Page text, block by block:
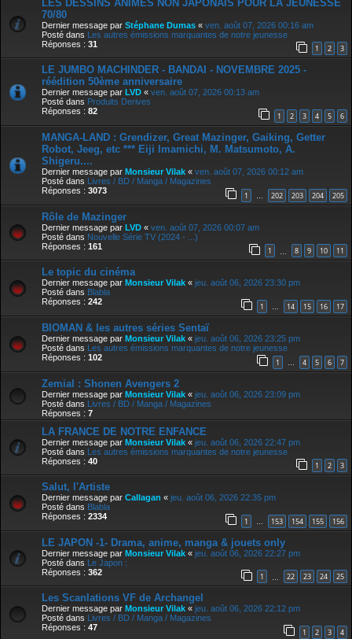
LES DESSINS ANIMÉS NON JAPONAIS POUR LA JEUNESSE
70/80
Dernier message par Stéphane Dumas « ven. août 07, 2026 00:16 am
Posté dans Les autres émissions marquantes de notre jeunesse
Réponses : 31 1 2 3
LE JUMBO MACHINDER - BANDAI - NOVEMBRE 2025 -
réédition 50ème anniversaire
Dernier message par LVD « ven. août 07, 2026 00:13 am
Posté dans Produits Derives
Réponses : 82 1 2 3 4 5 6
MANGA-LAND : Grendizer, Great Mazinger, Gaiking, Getter
Robot, Jeeg, etc *** Eiji Imamichi, M. Matsumoto, A.
Shigeru....
Dernier message par Monsieur Vilak « ven. août 07, 2026 00:12 am
Posté dans Livres / BD / Manga / Magazines
Réponses : 3073 1 … 202 203 204 205
Rôle de Mazinger
Dernier message par LVD « ven. août 07, 2026 00:07 am
Posté dans Nouvelle Série TV (2024 - ...)
Réponses : 161 1 8 9 10 11
Le topic du cinéma
Dernier message par Monsieur Vilak « jeu. août 06, 2026 23:30 pm
Posté dans Blabla
Réponses : 242 1 … 14 15 16 17
BIOMAN & les autres séries Sentaï
Dernier message par Monsieur Vilak « jeu. août 06, 2026 23:25 pm
Posté dans Les autres émissions marquantes de notre jeunesse
Réponses : 102 1 4 5 6 7
Zemial : Shonen Avengers 2
Dernier message par Monsieur Vilak « jeu. août 06, 2026 23:09 pm
Posté dans Livres / BD / Manga / Magazines
Réponses : 7
LA FRANCE DE NOTRE ENFANCE
Dernier message par Monsieur Vilak « jeu. août 06, 2026 22:47 pm
Posté dans Les autres émissions marquantes de notre jeunesse
Réponses : 40 1 2 3
Salut, l'Artiste
Dernier message par Callagan « jeu. août 06, 2026 22:35 pm
Posté dans Blabla
Réponses : 2334 1 … 153 154 155 156
LE JAPON -1- Drama, anime, manga & jouets only
Dernier message par Monsieur Vilak « jeu. août 06, 2026 22:27 pm
Posté dans Le Japon :
Réponses : 362 1 22 23 24 25
Les Scanlations VF de Archangel
Dernier message par Monsieur Vilak « jeu. août 06, 2026 22:12 pm
Posté dans Livres / BD / Manga / Magazines
Réponses : 47 1 2 3 4